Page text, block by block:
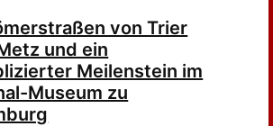
von Trier
und ein
Meilenstein im
Museum zu